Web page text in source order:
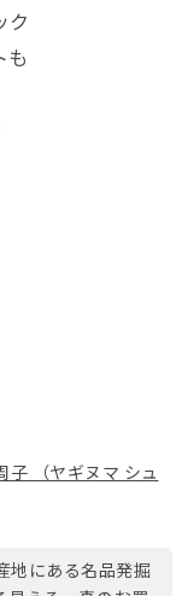
ク
も
子 （ヤギヌマ シュ
地にある名品発掘